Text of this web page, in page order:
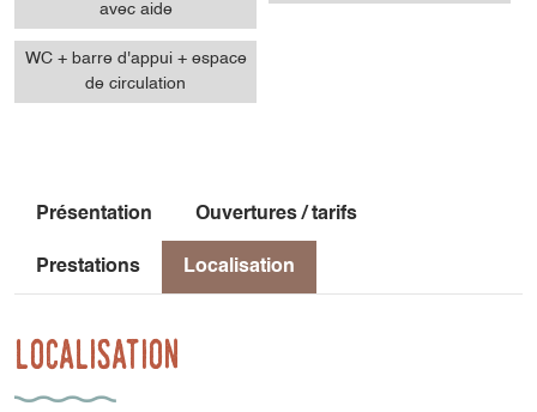
avec aide
WC + barre d'appui + espace
de circulation
Présentation Ouvertures / tarifs
Prestations Localisation
Localisation